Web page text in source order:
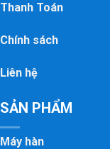
Thanh Toán
Chính sách
Liên hệ
SẢN PHẨM
Máy hàn